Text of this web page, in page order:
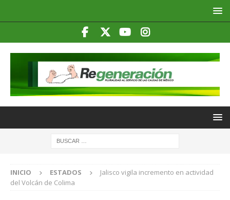
INICIO ESTADOS
Jalisco vigila incremento en actividad
del Volcán de Colima